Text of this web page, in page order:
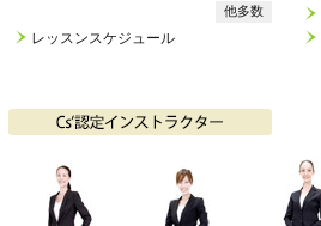
他多数
レッスンスケジュール